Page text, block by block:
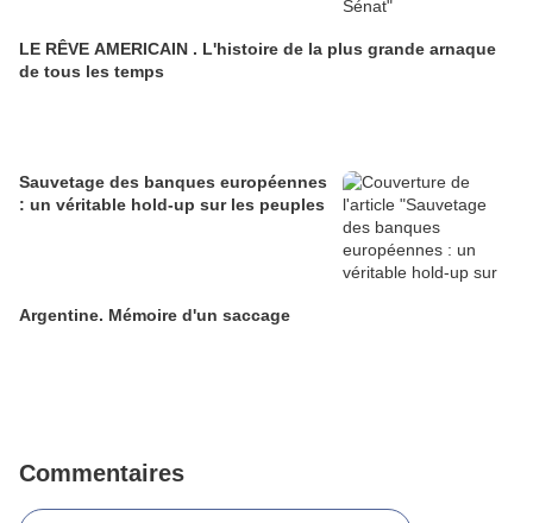
LE RÊVE AMERICAIN . L'histoire de la plus grande arnaque
de tous les temps
Sauvetage des banques européennes
: un véritable hold-up sur les peuples
Argentine. Mémoire d'un saccage
Commentaires